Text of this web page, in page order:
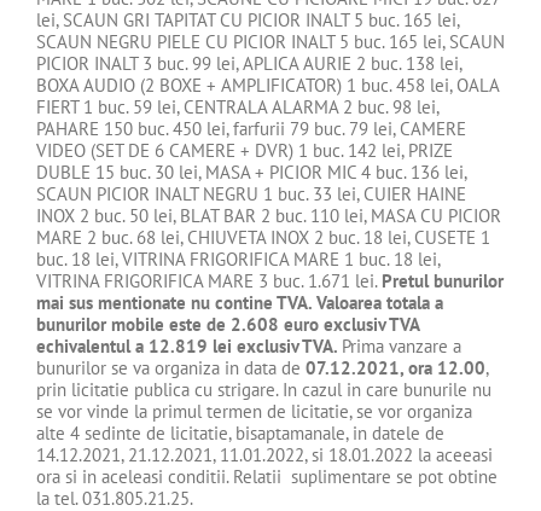
lei, SCAUN GRI TAPITAT CU PICIOR INALT 5 buc. 165 lei,
SCAUN NEGRU PIELE CU PICIOR INALT 5 buc. 165 lei, SCAUN
PICIOR INALT 3 buc. 99 lei, APLICA AURIE 2 buc. 138 lei,
BOXA AUDIO (2 BOXE + AMPLIFICATOR) 1 buc. 458 lei, OALA
FIERT 1 buc. 59 lei, CENTRALA ALARMA 2 buc. 98 lei,
PAHARE 150 buc. 450 lei, farfurii 79 buc. 79 lei, CAMERE
VIDEO (SET DE 6 CAMERE + DVR) 1 buc. 142 lei, PRIZE
DUBLE 15 buc. 30 lei, MASA + PICIOR MIC 4 buc. 136 lei,
SCAUN PICIOR INALT NEGRU 1 buc. 33 lei, CUIER HAINE
INOX 2 buc. 50 lei, BLAT BAR 2 buc. 110 lei, MASA CU PICIOR
MARE 2 buc. 68 lei, CHIUVETA INOX 2 buc. 18 lei, CUSETE 1
buc. 18 lei, VITRINA FRIGORIFICA MARE 1 buc. 18 lei,
VITRINA FRIGORIFICA MARE 3 buc. 1.671 lei. Pretul bunurilor
mai sus mentionate nu contine TVA. Valoarea totala a
bunurilor mobile este de 2.608 euro exclusiv TVA
echivalentul a 12.819 lei exclusiv TVA. Prima vanzare a
bunurilor se va organiza in data de 07.12.2021, ora 12.00,
prin licitatie publica cu strigare. In cazul in care bunurile nu
se vor vinde la primul termen de licitatie, se vor organiza
alte 4 sedinte de licitatie, bisaptamanale, in datele de
14.12.2021, 21.12.2021, 11.01.2022, si 18.01.2022 la aceeasi
ora si in aceleasi conditii. Relatii suplimentare se pot obtine
la tel. 031.805.21.25.